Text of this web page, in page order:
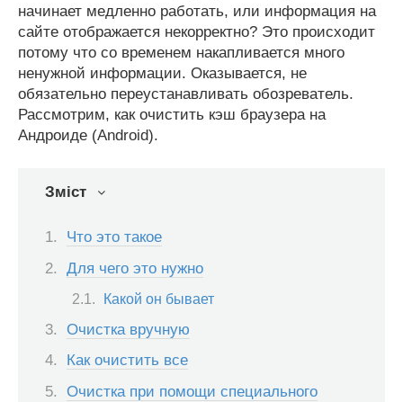
начинает медленно работать, или информация на
сайте отображается некорректно? Это происходит
потому что со временем накапливается много
ненужной информации. Оказывается, не
обязательно переустанавливать обозреватель.
Рассмотрим, как очистить кэш браузера на
Андроиде (Android).
Зміст
Что это такое
Для чего это нужно
Какой он бывает
Очистка вручную
Как очистить все
Очистка при помощи специального